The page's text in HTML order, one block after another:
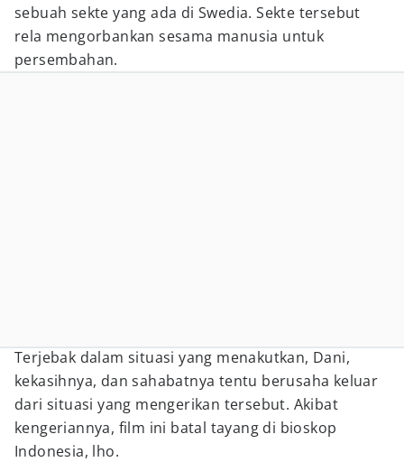
sebuah sekte yang ada di Swedia. Sekte tersebut
rela mengorbankan sesama manusia untuk
persembahan.
Terjebak dalam situasi yang menakutkan, Dani,
kekasihnya, dan sahabatnya tentu berusaha keluar
dari situasi yang mengerikan tersebut. Akibat
kengeriannya, film ini batal tayang di bioskop
Indonesia, lho.